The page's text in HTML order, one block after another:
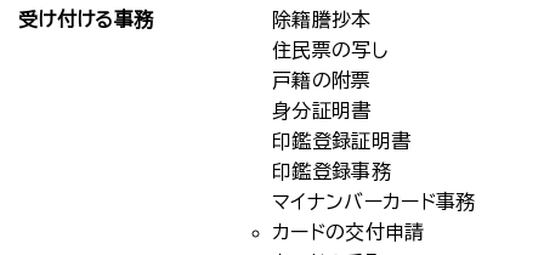
受け付ける事務
除籍謄抄本
住民票の写し
戸籍の附票
身分証明書
印鑑登録証明書
印鑑登録事務
マイナンバーカード事務
カードの交付申請